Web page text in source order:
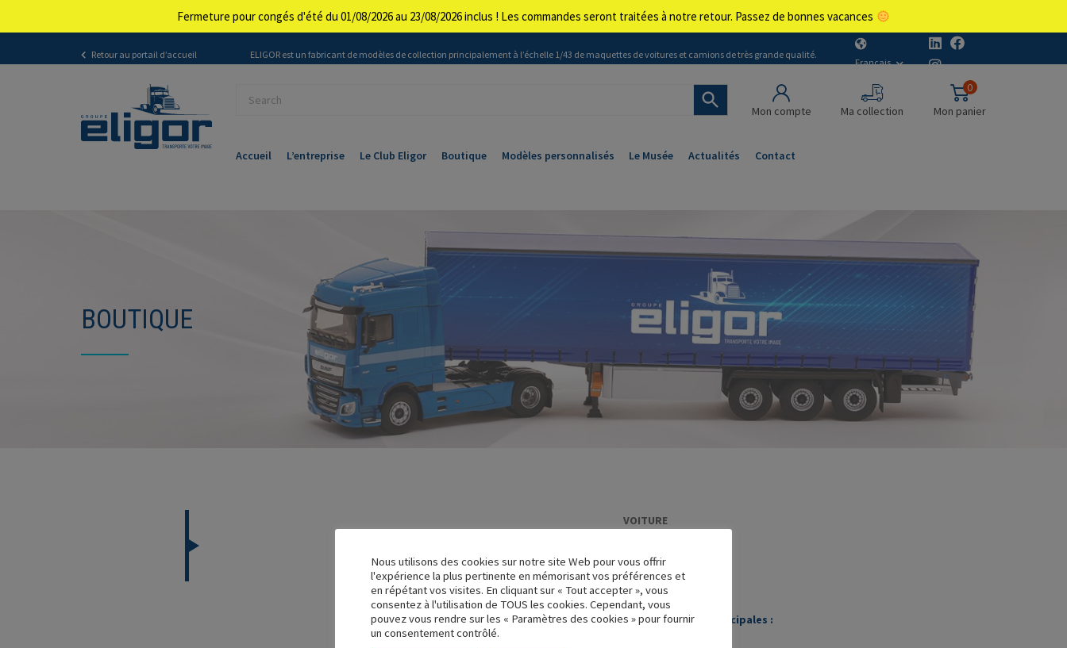
Retour au portail d’accueil ELIGOR est un fabricant de modèles de collection principalement à l’échelle 1/43 de maquettes de voitures et camions de très grande qualité.
Français
Mon compte Ma collection
0
Mon panier
Accueil L’entreprise Le Club Eligor Boutique Modèles personnalisés Le Musée Actualités Contact
BOUTIQUE
VOITURE
Réf. : 100418
Rupture de stock
Caractéristique principales :
Nous utilisons des cookies sur notre site Web pour vous offrir
l'expérience la plus pertinente en mémorisant vos préférences et
en répétant vos visites. En cliquant sur « Tout accepter », vous
consentez à l'utilisation de TOUS les cookies. Cependant, vous
pouvez vous rendre sur les « Paramètres des cookies » pour fournir
un consentement contrôlé.
Fermeture pour congés d'été du 01/08/2026 au 23/08/2026 inclus ! Les commandes seront traitées à notre retour. Passez de bonnes vacances